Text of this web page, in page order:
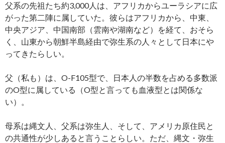
父系の先祖たち約3,000人は、アフリカからユーラシアに広
がった第二陣に属していた。彼らはアフリカから、中東、
中央アジア、中国南部（雲南や湖南など）を経て、おそら
く、山東から朝鮮半島経由で弥生系の人々として日本にや
ってきたらしい。
父（私も）は、O-F105型で、日本人の半数を占める多数派
のO型に属している（O型と言っても血液型とは関係な
い）。
母系は縄文人、父系は弥生人、そして、アメリカ原住民と
の共通性が少しあると言うことらしい。ただ、縄文・弥生